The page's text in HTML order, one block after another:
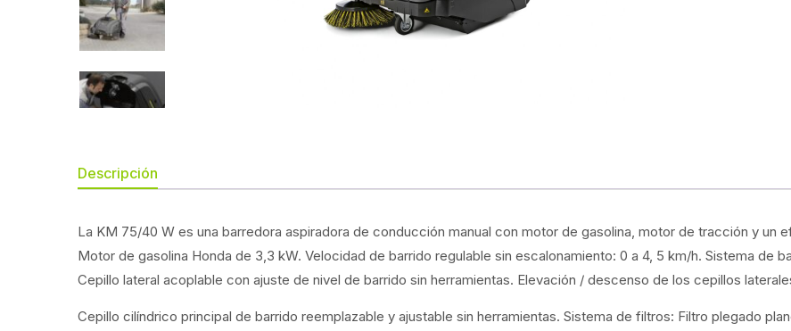
Descripción
La KM 75/40 W es una barredora aspiradora de conducción manual con motor de gasolina, motor de tracción y un
Motor de gasolina Honda de 3,3 kW. Velocidad de barrido regulable sin escalonamiento: 0 a 4, 5 km/h. Sistema de
Cepillo lateral acoplable con ajuste de nivel de barrido sin herramientas. Elevación / descenso de los cepillos
Cepillo cilíndrico principal de barrido reemplazable y ajustable sin herramientas. Sistema de filtros: Filtro plegado